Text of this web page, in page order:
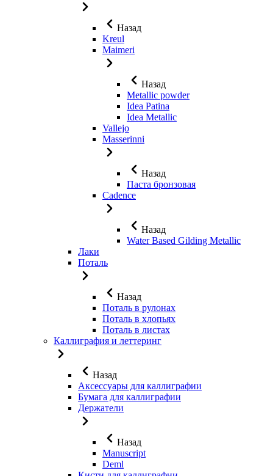
Назад
Kreul
Maimeri
Назад
Metallic powder
Idea Patina
Idea Metallic
Vallejo
Masserinni
Назад
Паста бронзовая
Cadence
Назад
Water Based Gilding Metallic
Лаки
Поталь
Назад
Поталь в рулонах
Поталь в хлопьях
Поталь в листах
Каллиграфия и леттеринг
Назад
Аксессуары для каллиграфии
Бумага для каллиграфии
Держатели
Назад
Manuscript
Deml